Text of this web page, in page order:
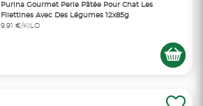
Purina Gourmet Perle Pâtée Pour Chat Les
Filettines Avec Des Légumes 12x85g
9,91 €/KILO